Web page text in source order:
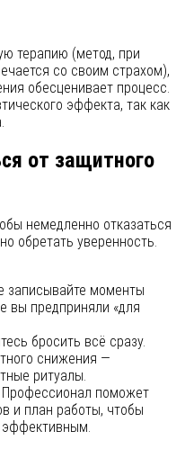
терапию (метод, при
со своим страхом),
обесценивает процесс.
эффекта, так как
от защитного
немедленно отказаться
обретать уверенность.
записывайте моменты
вы предприняли «для
бросить всё сразу.
снижения —
ритуалы.
Профессионал поможет
и план работы, чтобы